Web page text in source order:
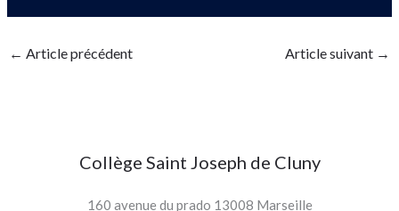
← Article précédent Article suivant →
Collège Saint Joseph de Cluny
160 avenue du prado 13008 Marseille